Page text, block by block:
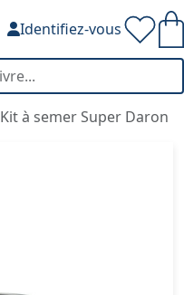
Identifiez-vous
Kit à semer Super Daron